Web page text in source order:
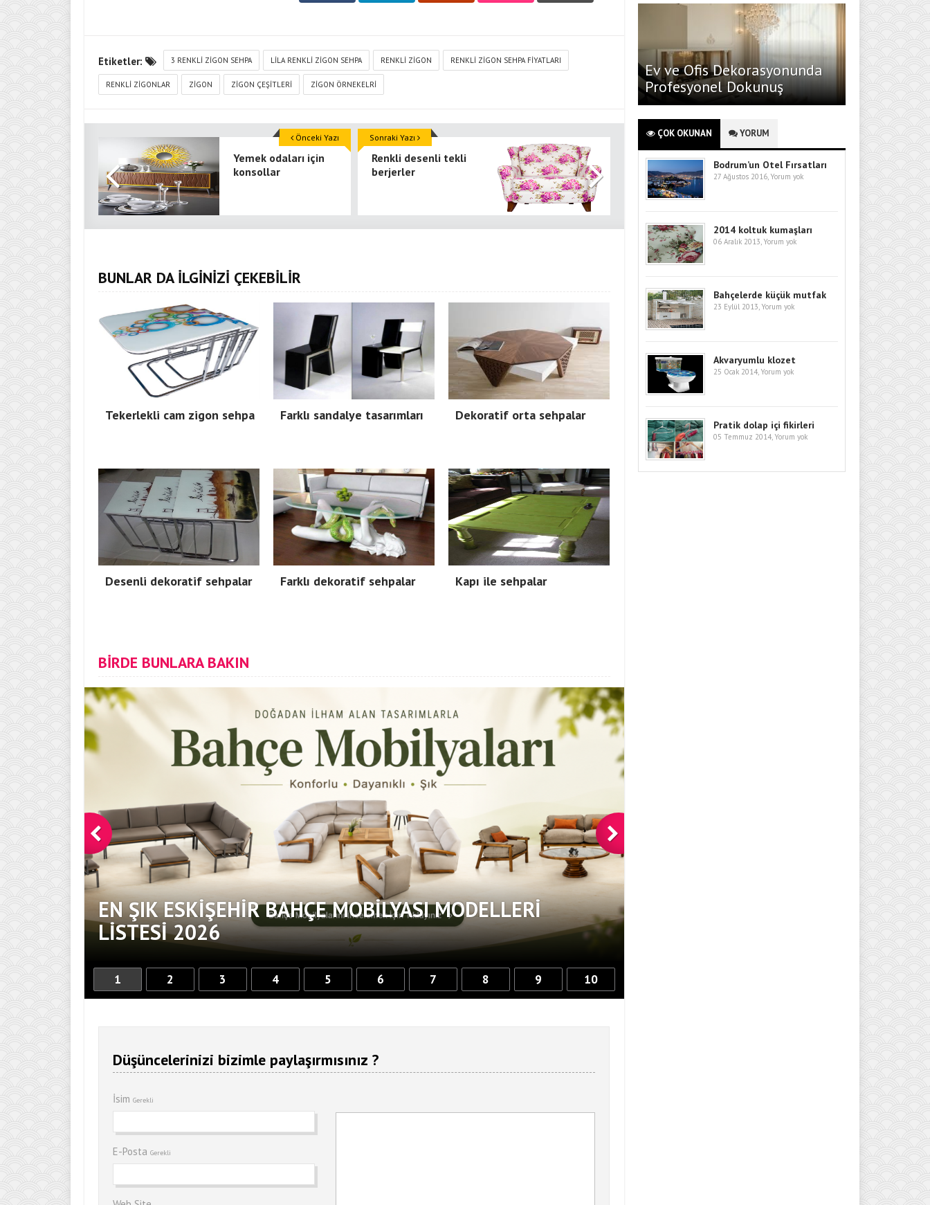
Etiketler: 3 RENKLI ZIGON SEHPA LILA RENKLI ZIGON SEHPA RENKLI ZIGON RENKLI ZIGON SEHPA FIYATLARI
RENKLI ZIGONLAR ZIGON ZIGON ÇEŞITLERI ZIGON ÖRNEKELRI
Yemek odaları için
konsollar
Önceki Yazı
Renkli desenli tekli
berjerler
Sonraki Yazı
BUNLAR DA İLGİNİZİ ÇEKEBİLİR
Tekerlekli cam zigon sehpa Farklı sandalye tasarımları Dekoratif orta sehpalar
Desenli dekoratif sehpalar Farklı dekoratif sehpalar Kapı ile sehpalar
BİRDE BUNLARA BAKIN
EN ŞIK ESKIŞEHIR BAHÇE MOBILYASI MODELLERI
LISTESI 2026
EVINIZIN ATMOSFERINI
MODELLERI VE DEKORASYON
1 2 3 4 5 6 7 8 9 10
Düşüncelerinizi bizimle paylaşırmısınız ?
İsim Gerekli
E-Posta Gerekli
Ev ve Ofis Dekorasyonunda
Profesyonel Dokunuş
ÇOK OKUNAN YORUM
Bodrum’un Otel Fırsatları
27 Ağustos 2016, Yorum yok
2014 koltuk kumaşları
06 Aralık 2013, Yorum yok
Bahçelerde küçük mutfak
23 Eylül 2013, Yorum yok
Akvaryumlu klozet
25 Ocak 2014, Yorum yok
Pratik dolap içi fikirleri
05 Temmuz 2014, Yorum yok